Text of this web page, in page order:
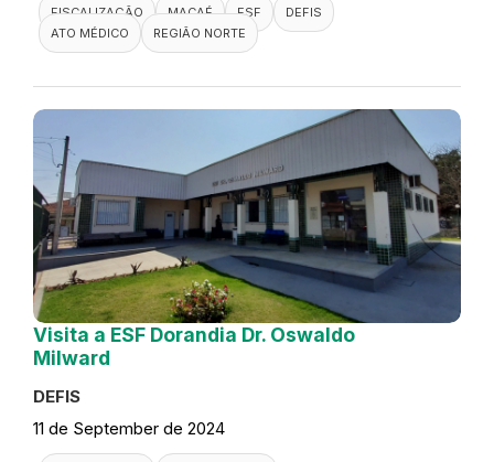
FISCALIZAÇÃO MACAÉ ESF
DEFIS
ATO MÉDICO
REGIÃO NORTE
Visita a ESF Dorandia Dr. Oswaldo
Milward
DEFIS
11 de September de 2024